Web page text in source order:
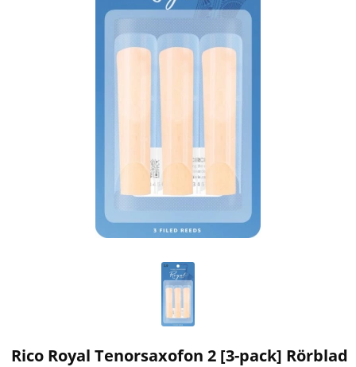
Rico Royal Tenorsaxofon 2 [3-pack] Rörblad